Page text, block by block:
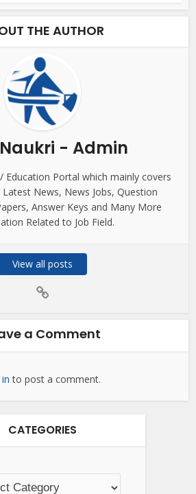
THE AUTHOR
- Admin
Education Portal which mainly covers
News, News Jobs, Question
Answer Keys and Many More
Related to Job Field.
View all posts
a Comment
to post a comment.
CATEGORIES